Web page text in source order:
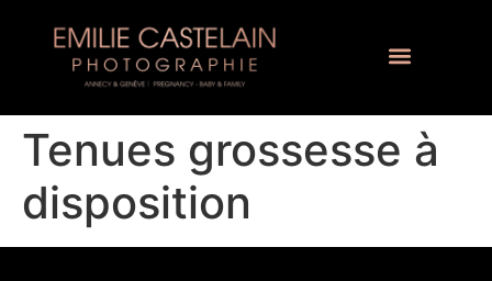
Tenues grossesse à
disposition